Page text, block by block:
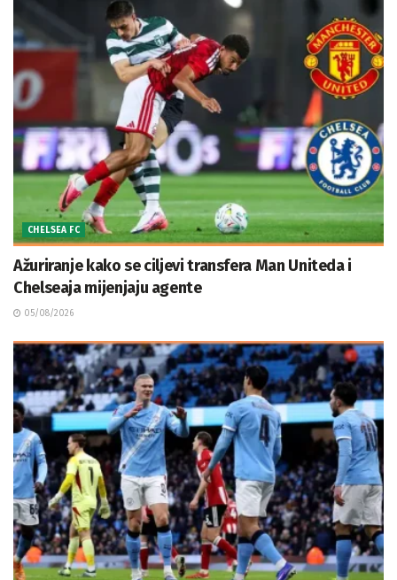
CHELSEA FC
Ažuriranje kako se ciljevi transfera Man Uniteda i
Chelseaja mijenjaju agente
05/08/2026